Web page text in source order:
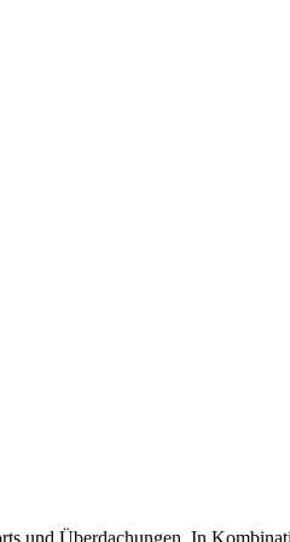
und Überdachungen. In